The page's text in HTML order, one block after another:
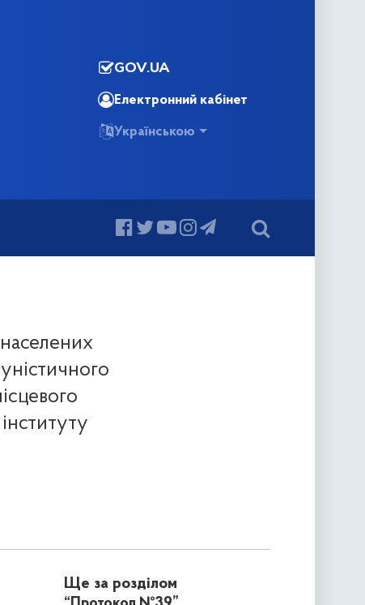
GOV.UA
Електронний кабінет
Українською
Ще за розділом